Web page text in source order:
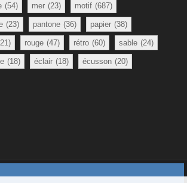
(54) mer (23) motif (687)
(23) pantone (36) papier (38)
rouge (47) rétro (60) sable (24)
(18) éclair (18) écusson (20)